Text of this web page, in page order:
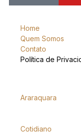
Home
Quem Somos
Contato
Política de
Araraquara
Cotidiano